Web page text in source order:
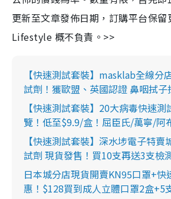
更新至文章發佈日期，訂購平台保
Lifestyle 概不負責。>>
【快速測試套裝】masklab全線分
試劑！獲歐盟、英國認證 鼻咽拭子
【快速測試套裝】20大病毒快速
覽！低至$9.9/盒！屈臣氏/萬寧/阿
【快速測試套裝】深水埗電子特賣
試劑 現貨發售！買10支再送3支檢
日本城分店現貨開賣KN95口罩+快
惠！$128買到成人立體口罩2盒+5